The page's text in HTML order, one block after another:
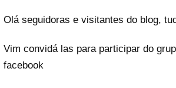
Olá seguidoras e visitantes do blog,
Vim convidá las para participar do
facebook